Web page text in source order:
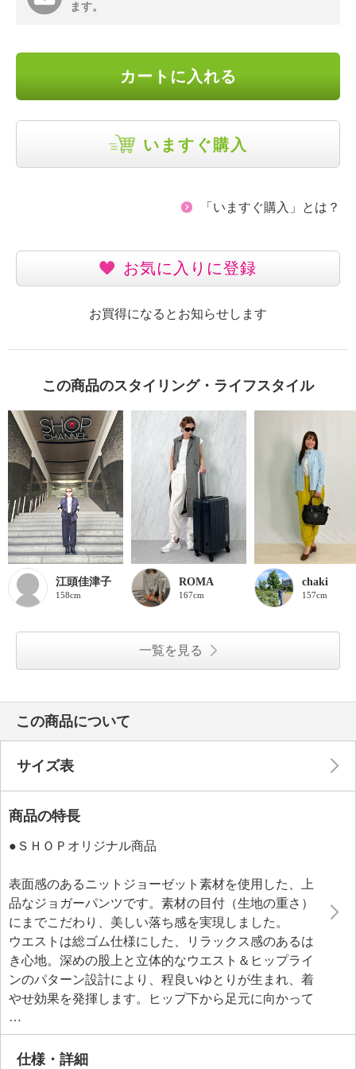
ます。
カートに入れる
いますぐ購入
「いますぐ購入」とは？
お気に入りに登録
お買得になるとお知らせします
この商品のスタイリング・ライフスタイル
江頭佳津子
158cm
ROMA
167cm
chaki
157cm
一覧を見る
この商品について
サイズ表
商品の特長
●ＳＨＯＰオリジナル商品
表面感のあるニットジョーゼット素材を使用した、上
品なジョガーパンツです。素材の目付（生地の重さ）
にまでこだわり、美しい落ち感を実現しました。
ウエストは総ゴム仕様にした、リラックス感のあるは
き心地。深めの股上と立体的なウエスト＆ヒップライ
ンのパターン設計により、程良いゆとりが生まれ、着
やせ効果を発揮します。ヒップ下から足元に向かって
緩やかに絞られたデザインが、脚をすらりと細く見せ
てくれるポイントです。
裾はリブカットソーではなく、テンションとリブ幅に
仕様・詳細